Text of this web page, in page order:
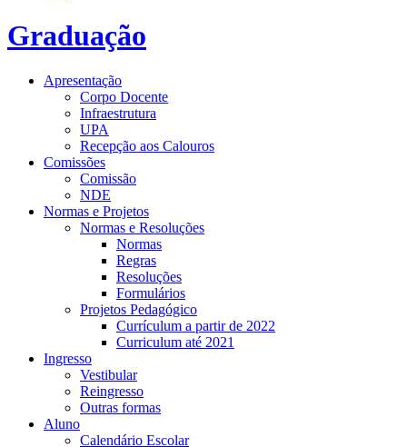
Graduação
Apresentação
Corpo Docente
Infraestrutura
UPA
Recepção aos Calouros
Comissões
Comissão
NDE
Normas e Projetos
Normas e Resoluções
Normas
Regras
Resoluções
Formulários
Projetos Pedagógico
Currículum a partir de 2022
Curriculum até 2021
Ingresso
Vestibular
Reingresso
Outras formas
Aluno
Calendário Escolar